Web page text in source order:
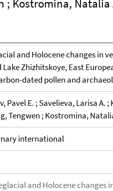
; Kostromina,
and Holocene changes in
Lake Zhizhitskoye, East
dated pollen and
Pavel E. ; Savelieva, Larisa A.
Tengwen ; Kostromina,
international
and Holocene changes